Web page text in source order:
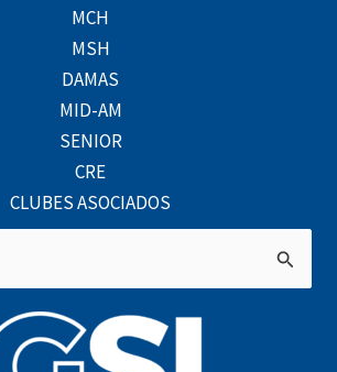
MCH
MSH
DAMAS
MID-AM
SENIOR
CRE
CLUBES ASOCIADOS